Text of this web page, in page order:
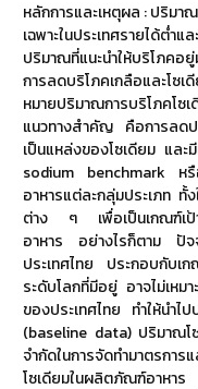
หลักการและเหตุผล : ปริมา
เฉพาะในประเทศรายได้ต่
ปริมาณที่แนะนำให้บริโภคอ
การลดบริโภคเกลือและโซ
หมายปริมาณการบริโภค
แนวทางสำคัญ คือการลดป
เป็นแหล่งของโซเดียม แล
sodium benchmark ห
อาหารแต่ละกลุ่มประเภท ทั้
ต่าง ๆ เพื่อเป็นเกณฑ์เป้า
อาหาร อย่างไรก็ตาม ปั
ประเทศไทย ประกอบกับเ
ระดับโลกที่มีอยู่ อาจไม่เห
ของประเทศไทย ทำให้นำ
(baseline data) ปริมาณโ
จำกัดในการจัดทำมาตรการ
โซเดียมในผลิตภัณฑ์อาหาร